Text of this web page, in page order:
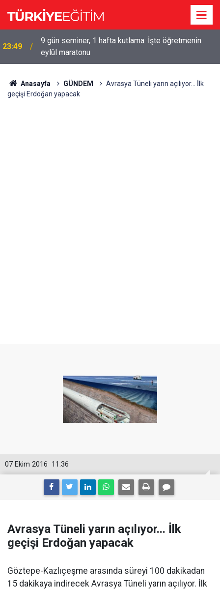
23:49
9 gün seminer, 1 hafta kutlama: İşte öğretmenin
eylül maratonu
Anasayfa GÜNDEM
Avrasya Tüneli yarın açılıyor... İlk
geçişi Erdoğan yapacak
11:36
07 Ekim 2016
Avrasya Tüneli yarın açılıyor... İlk
geçişi Erdoğan yapacak
Göztepe-Kazlıçeşme arasında süreyi 100 dakikadan
15 dakikaya indirecek Avrasya Tüneli yarın açılıyor. İlk